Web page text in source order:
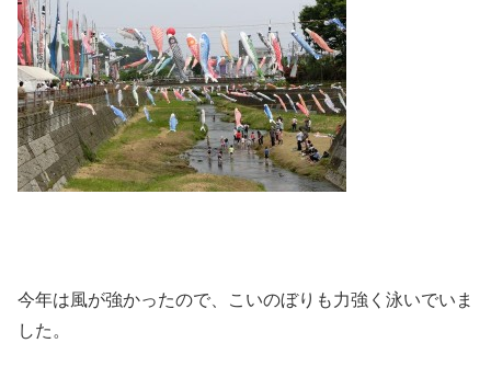
今年は風が強かったので、こいのぼりも力強く泳いでいま
した。